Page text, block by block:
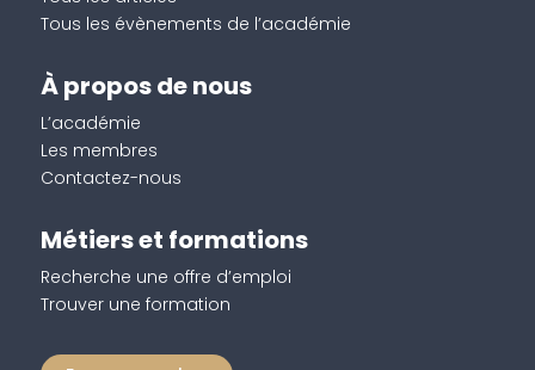
Tous les évènements de l’académie
À propos de nous
L’académie
Les membres
Contactez-nous
Métiers et formations
Recherche une offre d’emploi
Trouver une formation